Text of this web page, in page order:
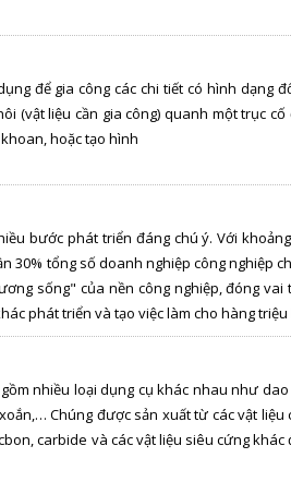
để gia công các chi tiết có hình dạng
(vật liệu cần gia công) quanh một trục
hoặc tạo hình
bước phát triển đáng chú ý. Với
30% tổng số doanh nghiệp công nghiệp
sống" của nền công nghiệp, đóng
phát triển và tạo việc làm cho hàng triệu
nhiều loại dụng cụ khác nhau như
Chúng được sản xuất từ các vật liệu
carbide và các vật liệu siêu cứng khác